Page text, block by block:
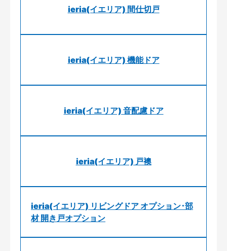
ieria(イエリア) 間仕切戸
ieria(イエリア) 機能ドア
ieria(イエリア) 音配慮ドア
ieria(イエリア) 戸襖
ieria(イエリア) リビングドア オプション･部
材 開き戸オプション